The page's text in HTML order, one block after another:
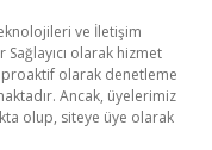
ve İletişim
Sağlayıcı olarak hizmet
olarak denetleme
Ancak, üyelerimiz
olup, siteye üye olarak